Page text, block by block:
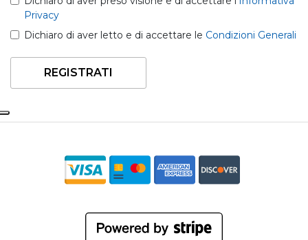
Privacy
Dichiaro di aver letto e di accettare le Condizioni Generali
REGISTRATI